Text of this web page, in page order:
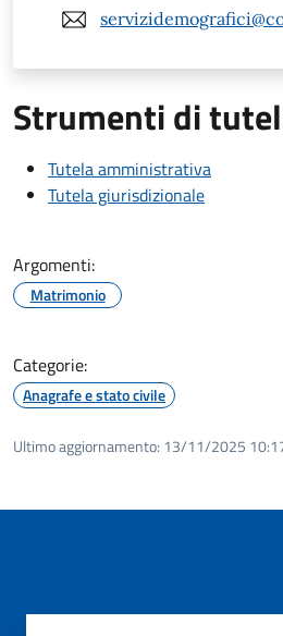
Strumenti di
Tutela amministrativa
Tutela giurisdizionale
Argomenti:
Matrimonio
Categorie:
Anagrafe e stato civile
Ultimo aggiornamento: 13/11/2025